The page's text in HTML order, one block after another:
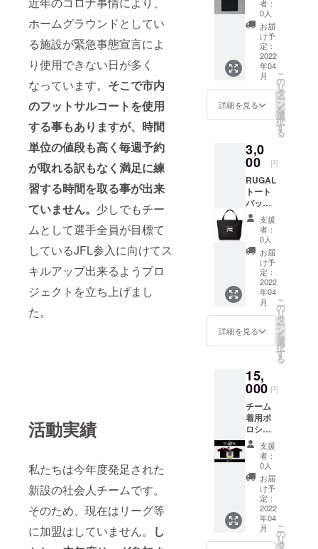
ホームグラウンドとしてい
る施設が緊急事態宣言によ
り使用できない日が多く
なっています。 そこで市内
のフットサルコートを使用
する事もありますが、時間
単位の値段も高く毎週予約
が取れる訳もなく満足に練
習する時間を取る事が出来
ていません。 少しでもチー
ムとして選手全員が目標て
しているJFL参入に向けてス
キルアップ出来るようプロ
ジェクトを立ち上げまし
た。
活動実績
私たちは今年度発足された
新設の社会人チームです。
そのため、現在はリーグ等
に加盟はしていません。
し
ていま
す。是
非、こ
のプラ
シャツ
を着て
運動し
てくだ
さい！
画像欄
チャー
ト有り
者：
0人
お届
け予
定：
2022
年04
月
詳細を見る
こ
の
リ
タ
ー
ン
を
選
択
す
る
3,0
00 円
RUGAL
トート
バッグ
※小さめ
のトー
トバッ
クに
なって
いま
す。少
しの小
物やお
弁当箱
などを
入れて
デザイ
ンは画
像の通
りにな
りま
す。
支援
者：
0人
お届
け予
定：
2022
年04
月
詳細を見る
こ
の
リ
タ
ー
ン
を
選
択
す
る
15,
000 円
チーム
着用ポ
ロシャ
ツ。 ※
素材も
軽く、
着心地
のよい
商品に
なって
いま
す。移
動着や
支援
者：
0人
お届
け予
定：
2022
年04
月
こ
の
リ
タ